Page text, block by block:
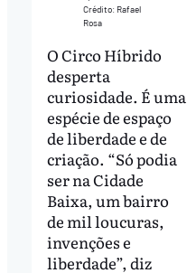
Crédito: Rafael
Rosa
O Circo Híbrido
desperta
curiosidade. É uma
espécie de espaço
de liberdade e de
criação. “Só podia
ser na Cidade
Baixa, um bairro
de mil loucuras,
invenções e
liberdade”, diz